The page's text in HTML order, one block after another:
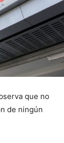
que no
de ningún